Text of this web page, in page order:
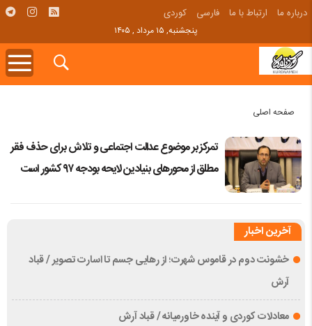
درباره ما ارتباط با ما فارسی کوردی
پنجشنبه, ۱۵ مرداد , ۱۴۰۵
صفحه اصلی
تمرکز بر موضوع عدالت اجتماعی و تلاش برای حذف فقر
مطلق از محورهای بنیادین لایحه بودجه ۹۷ کشور است
آخرین اخبار
خشونت دوم در قاموس شهرت؛ از رهایی جسم تا اسارت تصویر / قباد
آرش
معادلات کوردی و آینده خاورمیانه / قباد آرش